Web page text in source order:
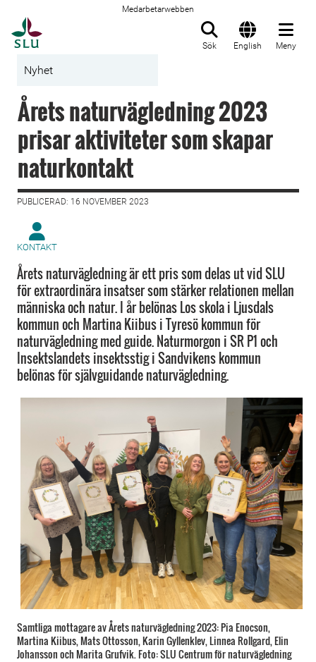
Medarbetarwebben
Sök English Meny
Nyhet
Årets naturvägledning 2023
prisar aktiviteter som skapar
naturkontakt
PUBLICERAD: 16 NOVEMBER 2023
KONTAKT
Årets naturvägledning är ett pris som delas ut vid SLU
för extraordinära insatser som stärker relationen mellan
människa och natur. I år belönas Los skola i Ljusdals
kommun och Martina Kiibus i Tyresö kommun för
naturvägledning med guide. Naturmorgon i SR P1 och
Insektslandets insektsstig i Sandvikens kommun
belönas för självguidande naturvägledning.
Samtliga mottagare av Årets naturvägledning 2023: Pia Enocson,
Martina Kiibus, Mats Ottosson, Karin Gyllenklev, Linnea Rollgard, Elin
Johansson och Marita Grufvik. Foto: SLU Centrum för naturvägledning